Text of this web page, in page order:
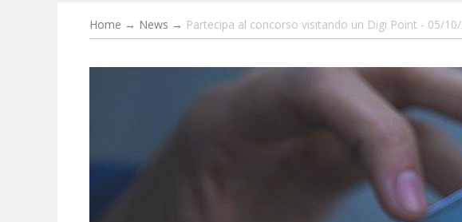
Home → News → Partecipa al concorso visitando un Digi Point - 05/